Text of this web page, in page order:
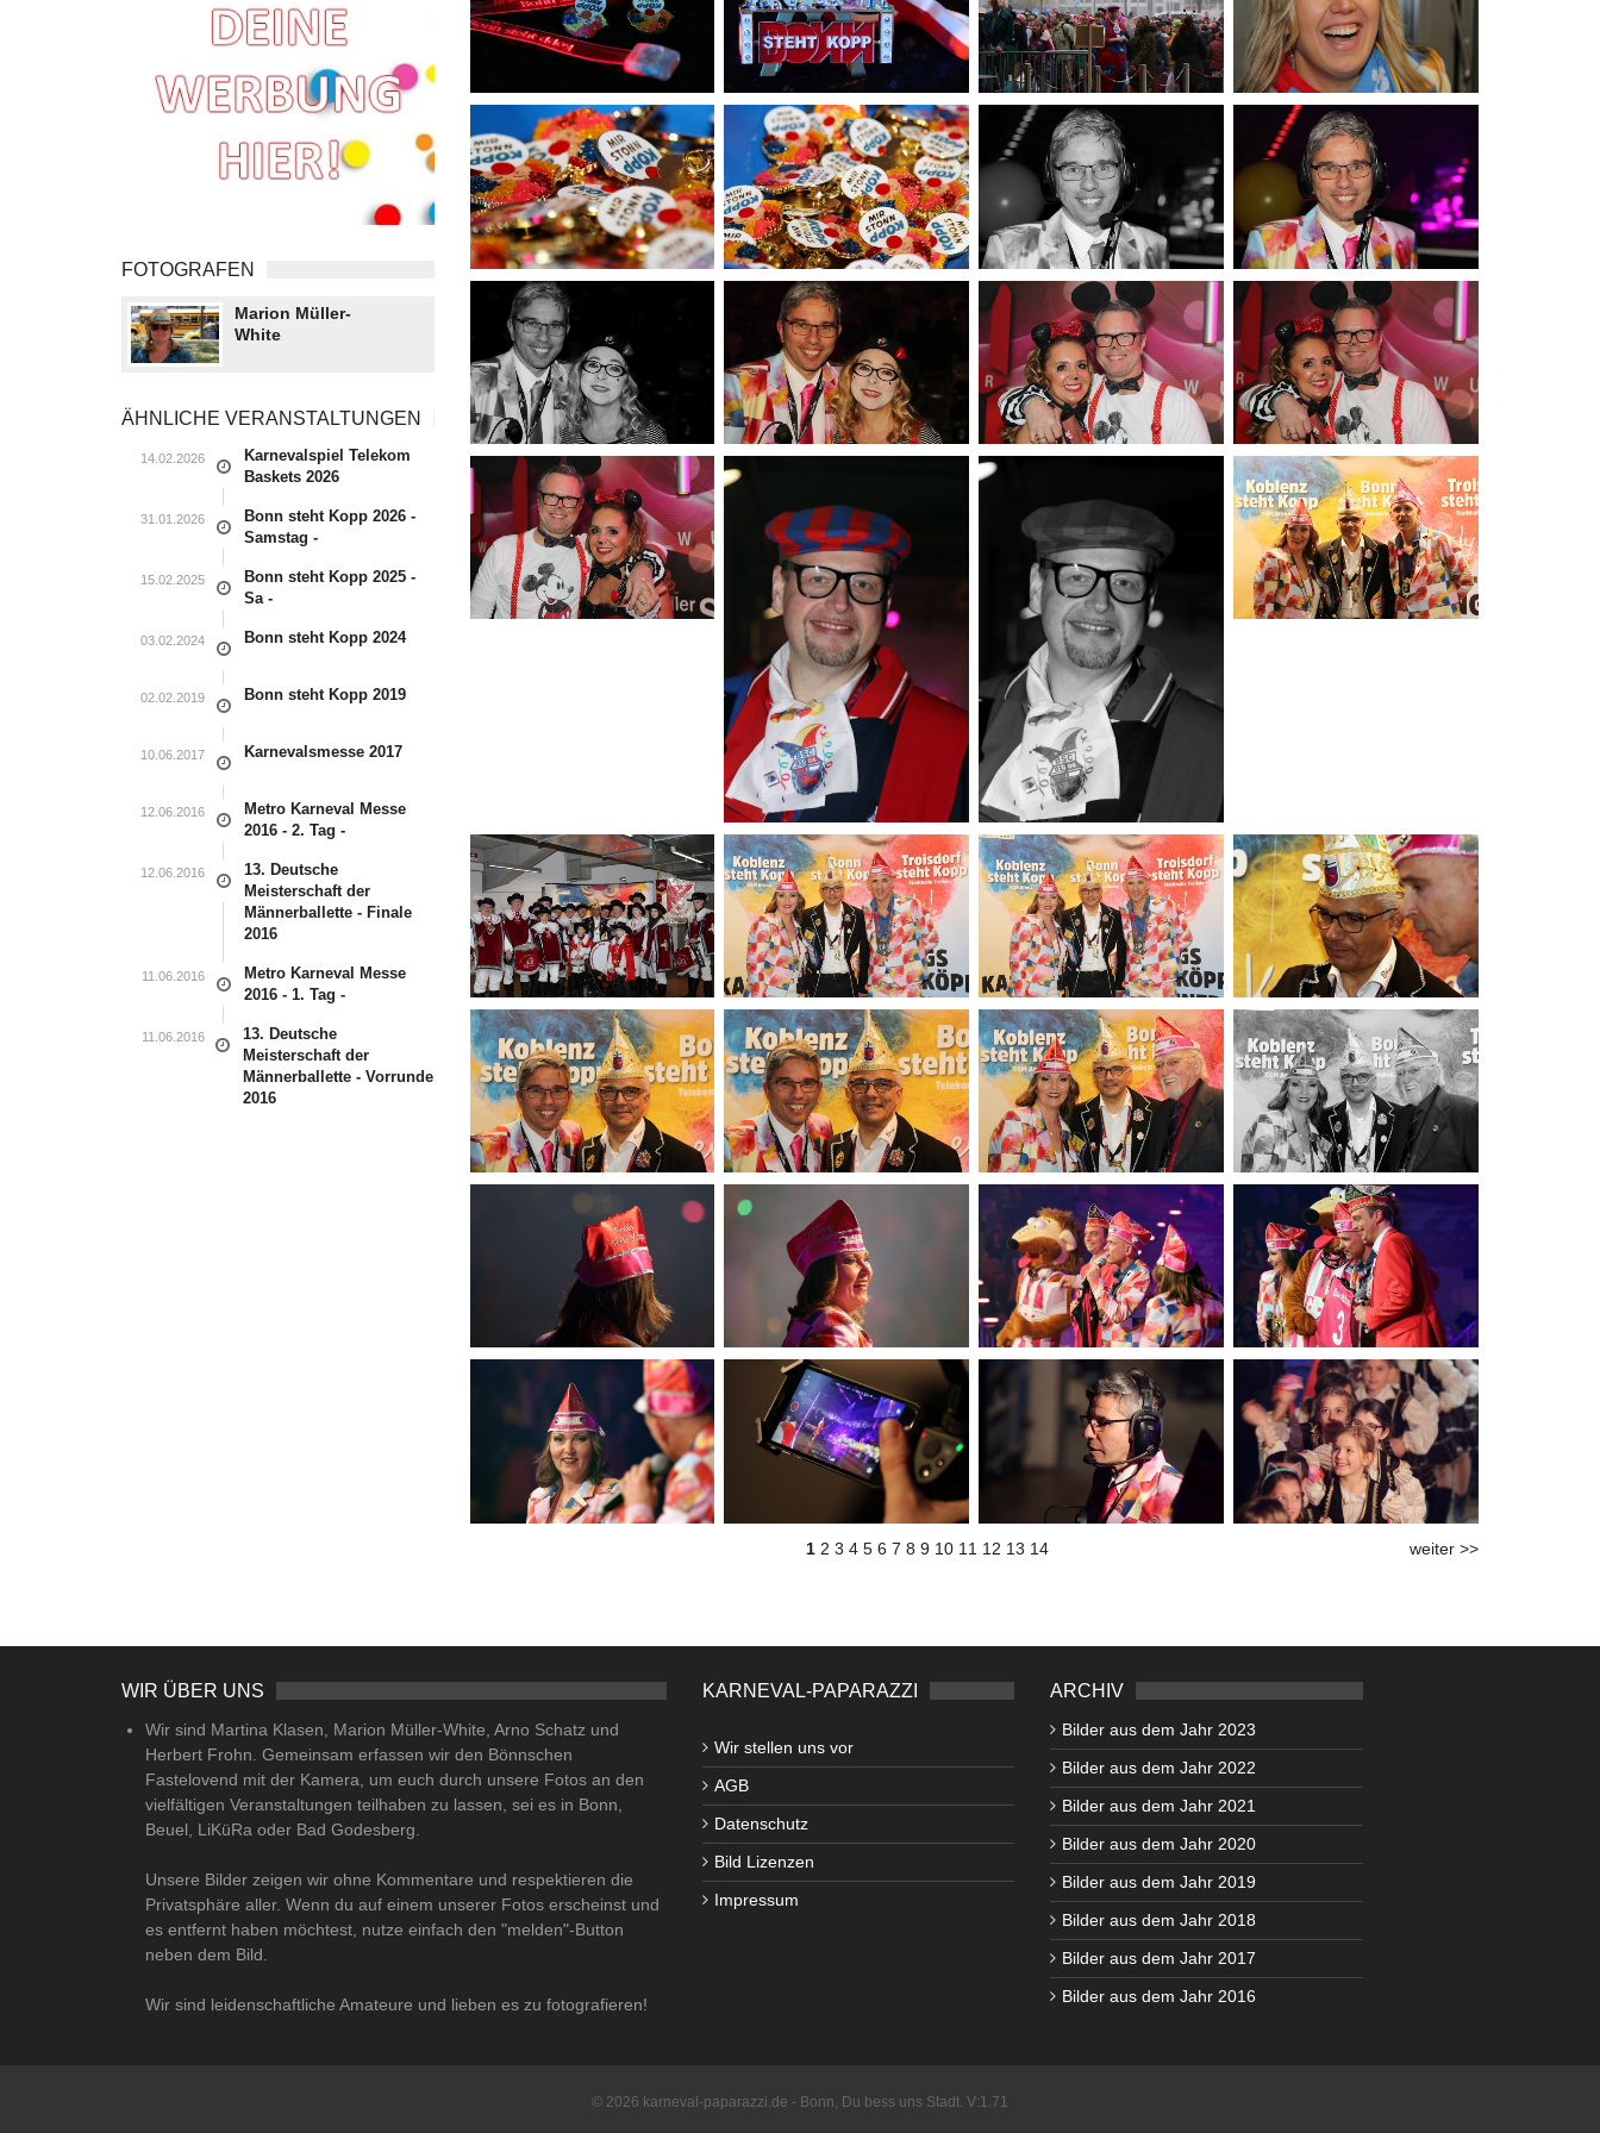
FOTOGRAFEN
Marion Müller-
White
ÄHNLICHE VERANSTALTUNGEN
14.02.2026
Karnevalspiel Telekom
Baskets 2026
31.01.2026
Bonn steht Kopp 2026 -
Samstag -
15.02.2025
Bonn steht Kopp 2025 -
Sa -
03.02.2024 Bonn steht Kopp 2024
02.02.2019 Bonn steht Kopp 2019
10.06.2017 Karnevalsmesse 2017
12.06.2016
Metro Karneval Messe
2016 - 2. Tag -
12.06.2016
13. Deutsche
Meisterschaft der
Männerballette - Finale
2016
11.06.2016
Metro Karneval Messe
2016 - 1. Tag -
11.06.2016
13. Deutsche
Meisterschaft der
Männerballette - Vorrunde
2016
1 2 3 4 5 6 7 8 9 10 11 12 13 14 weiter >>
WIR ÜBER UNS
Wir sind Martina Klasen, Marion Müller-White, Arno Schatz und
Herbert Frohn. Gemeinsam erfassen wir den Bönnschen
Fastelovend mit der Kamera, um euch durch unsere Fotos an den
vielfältigen Veranstaltungen teilhaben zu lassen, sei es in Bonn,
Beuel, LiKüRa oder Bad Godesberg.
Unsere Bilder zeigen wir ohne Kommentare und respektieren die
Privatsphäre aller. Wenn du auf einem unserer Fotos erscheinst und
es entfernt haben möchtest, nutze einfach den "melden"-Button
neben dem Bild.
Wir sind leidenschaftliche Amateure und lieben es zu fotografieren!
KARNEVAL-PAPARAZZI
Wir stellen uns vor
AGB
Datenschutz
Bild Lizenzen
Impressum
ARCHIV
Bilder aus dem Jahr 2023
Bilder aus dem Jahr 2022
Bilder aus dem Jahr 2021
Bilder aus dem Jahr 2020
Bilder aus dem Jahr 2019
Bilder aus dem Jahr 2018
Bilder aus dem Jahr 2017
Bilder aus dem Jahr 2016
© 2026 karneval-paparazzi.de - Bonn, Du bess uns Stadt. V:1.71